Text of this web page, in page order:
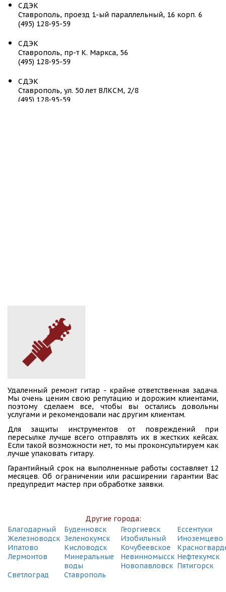
СДЭК
Ставрополь, проезд 1-ый параллельный, 16 корп. 6
(495) 128-95-59
СДЭК
Ставрополь, пр-т К. Маркса, 56
(495) 128-95-59
СДЭК
Ставрополь, ул. 50 лет ВЛКСМ, 2/8
(495) 128-95-59
Удаленный ремонт гитар - крайне ответственная задача.
Мы очень ценим свою репутацию и дорожим клиентами,
поэтому сделаем все, чтобы вы остались довольны
услугами и рекомендовали нас другим клиентам.
Для защиты инструментов от повреждений при
пересылке лучше всего отправлять их в жестких кейсах.
Если такой возможности нет, то мы проконсультируем как
лучше упаковать гитару.
Гарантийный срок на выполненные работы составляет 12
месяцев. Об ограничении или расширении гарантии Вас
предупредит мастер при обработке заявки.
Другие города:
Благодарный
Буденновск Георгиевск
Ессентуки
Железноводск Зеленокумск Изобильный
Иноземцево
Ипатово
Кисловодск Кочубеевское
Лермонтов
Минеральные
воды
Невинномысск Нефтекумск
Новопавловск Пятигорск
Светлоград
Ставрополь